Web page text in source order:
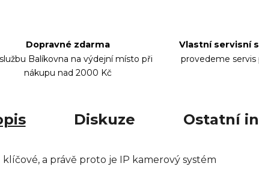
Dopravné zdarma
Balíkovna na výdejní místo při
nákupu nad 2000 Kč
Vlastní servisní
provedeme servis
Diskuze Ostatní
a právě proto je IP kamerový systém